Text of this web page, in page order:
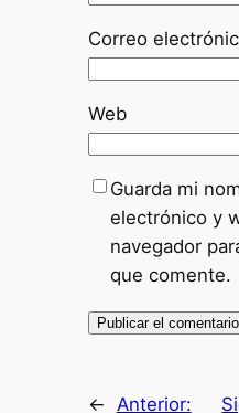
Correo
Web
Guarda mi
electrónico y
navegador
que comente.
←
Anterior: